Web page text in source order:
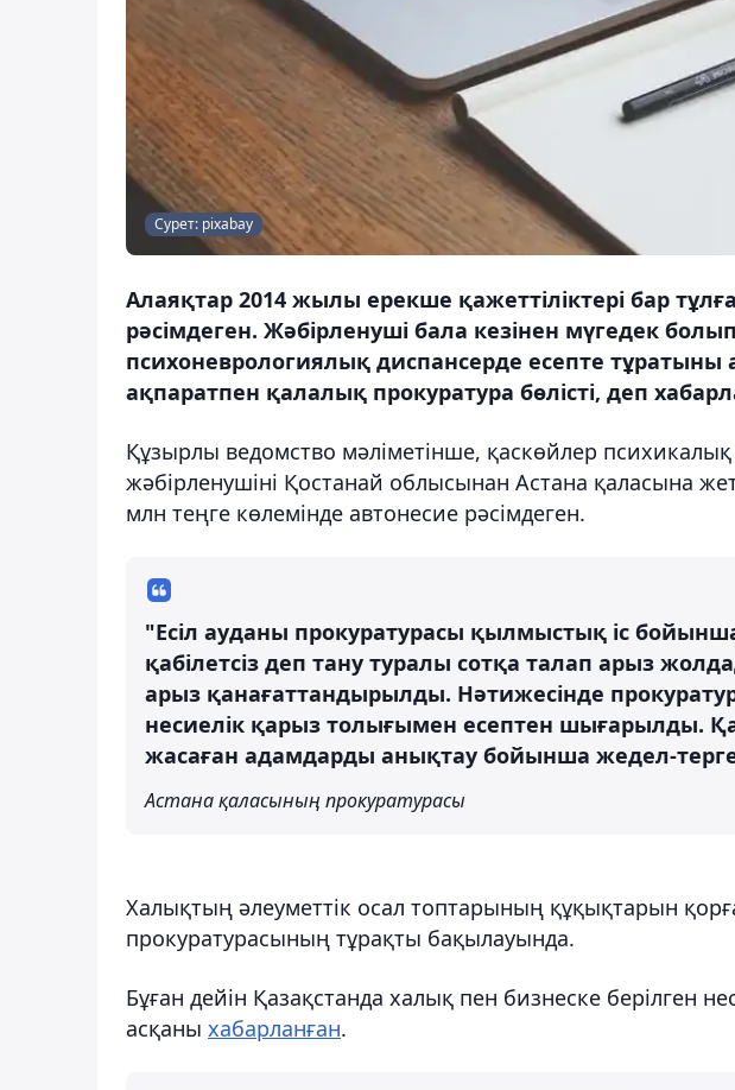
Сурет: pixabay
Алаяқтар 2014 жылы ерекше қажеттіліктері бар
рәсімдеген. Жәбірленуші бала кезінен мүгедек
психоневрологиялық диспансерде есепте
ақпаратпен қалалық прокуратура бөлісті, деп
Құзырлы ведомство мәліметінше, қаскөйлер
жәбірленушіні Қостанай облысынан Астана қаласына
млн теңге көлемінде автонесие рәсімдеген.
"Есіл ауданы прокуратурасы қылмыстық іс
қабілетсіз деп тану туралы сотқа талап арыз
арыз қанағаттандырылды. Нәтижесінде
несиелік қарыз толығымен есептен шығарылды.
жасаған адамдарды анықтау бойынша жедел-
Астана қаласының прокуратурасы
Халықтың әлеуметтік осал топтарының құқықтарын
прокуратурасының тұрақты бақылауында.
Бұған дейін Қазақстанда халық пен бизнеске берілген
асқаны хабарланған.